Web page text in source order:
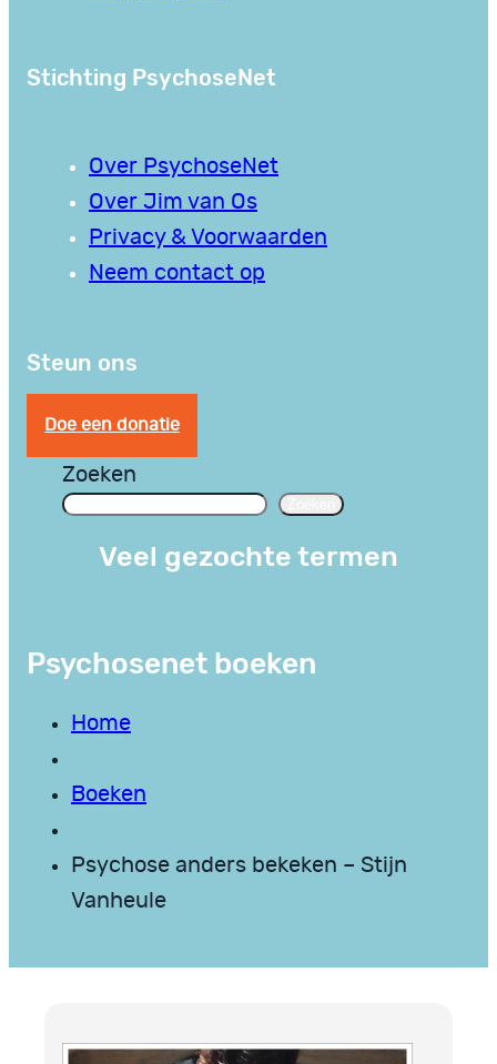
Stichting PsychoseNet
Over PsychoseNet
Over Jim van Os
Privacy & Voorwaarden
Neem contact op
Steun ons
Doe een donatie
Zoeken
Veel gezochte termen
Psychosenet boeken
Home
Boeken
Psychose anders bekeken – Stijn
Vanheule